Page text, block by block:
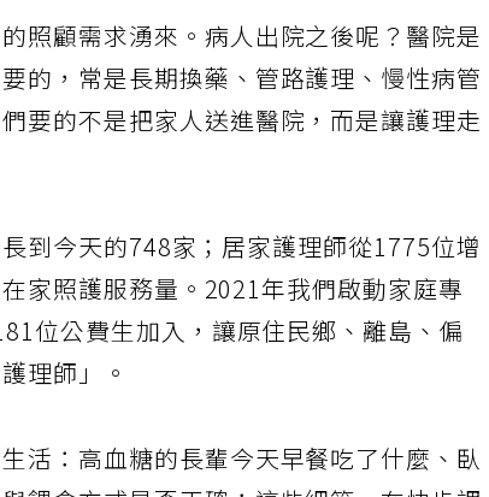
照顧需求湧來。病人出院之後呢？醫院是
的，常是長期換藥、管路護理、慢性病管
要的不是把家人送進醫院，而是讓護理走
到今天的748家；居家護理師從1775位增
家照護服務量。2021年我們啟動家庭專
位公費生加入，讓原住民鄉、離島、偏
理師」。
活：高血糖的長輩今天早餐吃了什麼、臥